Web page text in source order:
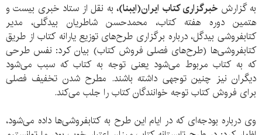
به گزارش خبرگزاری کتاب ایران‌(ایبنا)،به نقل از ستاد خبری بیست و
هتمین دوره هفته کتاب، محمدحسن شاطریان بیدگلی، مدیر
کتابفروشی بیدگل، درباره برگزاری طرح‌های توزیع یارانه کتاب از طریق
کتابفروشی‌ها (طرح‌های فصلی فروش کتاب) بیان کرد: نفس طرحی
که به کتاب مربوط می‌شود یعنی توجه به کتاب که سبب می‌شود
دیگران نیز چنین توجهی داشته باشند. مطرح شدن تخفیف فصلی
برای فروش کتاب توجه خوانندگان کتاب را جلب می‌کند.
وی درباره بودجه‌ای که در ایام این طرح به کتابفروشی‌ها داده می‌شود،